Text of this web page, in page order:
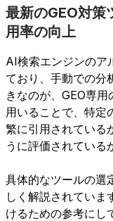
最新のGEO対策
用率の向上
AI検索エンジンのア
ており、手動での分
きなのが、GEO専
用いることで、特定
繁に引用されている
うに評価されている
具体的なツールの選
しく解説されていま
けるための参考にし